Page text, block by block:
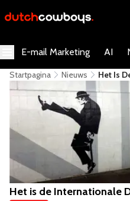
E-mail Marketing AI
Startpagina Nieuws
Het Is
Het is de Internationale